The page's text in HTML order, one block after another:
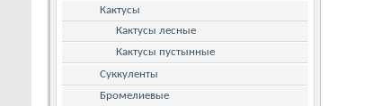
Кактусы
Кактусы лесные
Кактусы пустынные
Суккуленты
Бромелиевые